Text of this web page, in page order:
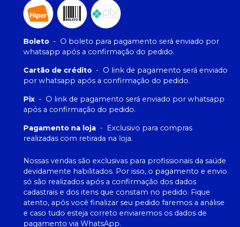
Boleto - O boleto para pagamento será enviado por
whatsapp após a confirmação do pedido.
Cartão de crédito - O link de pagamento será enviado
por whatsapp após a confirmação do pedido.
Pix - O link de pagamento será enviado por whatsapp
após a confirmação do pedido.
Pagamento na loja - Exclusivo para compras
realizadas com retirada na loja.
Nossas vendas são exclusivas para profissionais da saúde
devidamente habilitados. Por isso, o pagamento e envio
só são realizados após a confirmação dos dados
cadastrais e dos itens que constam no pedido. Fique
atento, após você finalizar seu pedido faremos a análise
e caso tudo esteja correto enviaremos os dados de
pagamento via WhatsApp.